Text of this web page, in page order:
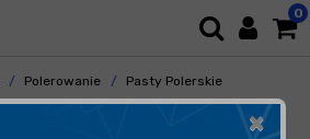
0
Polerowanie
Pasty Polerskie
Pasty Polishowe
×